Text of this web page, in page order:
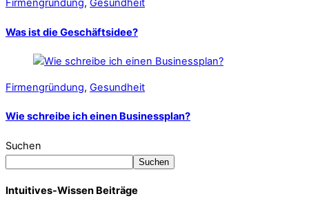
Firmengründung, Gesundheit
Was ist die Geschäftsidee?
Firmengründung, Gesundheit
Wie schreibe ich einen Businessplan?
Suchen
Suchen
Intuitives-Wissen Beiträge